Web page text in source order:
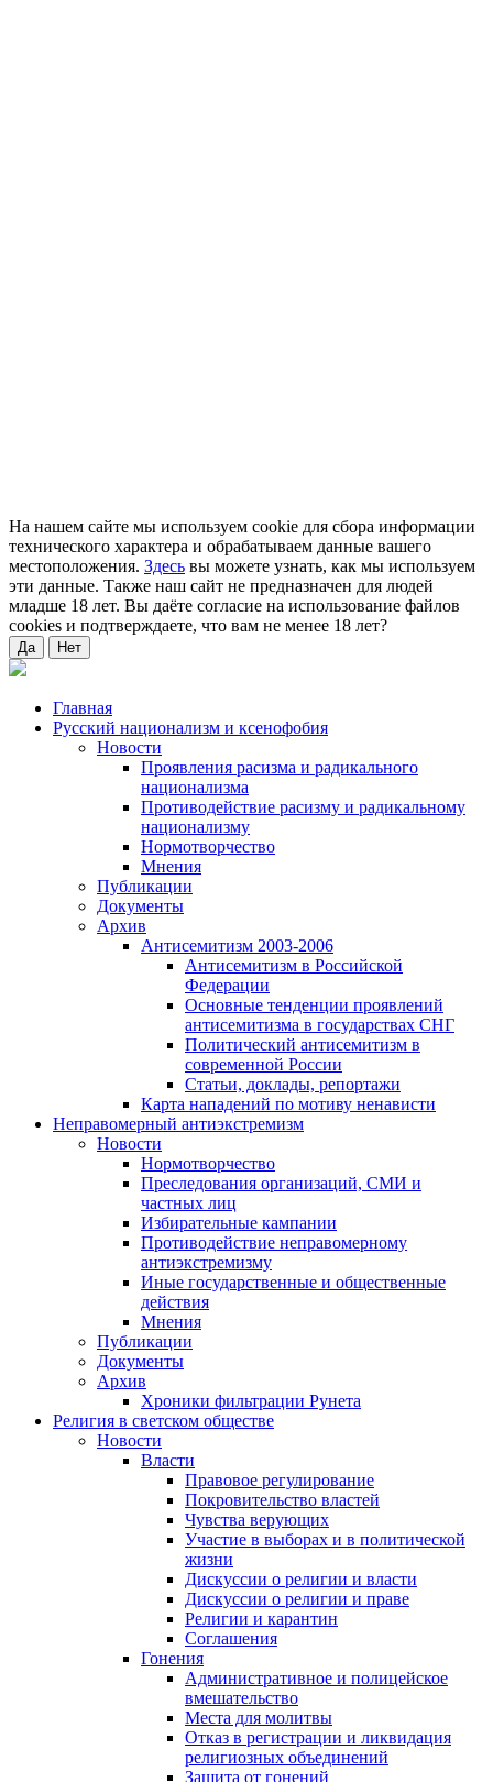
На нашем сайте мы используем cookie для сбора информации
технического характера и обрабатываем данные вашего
местоположения. Здесь вы можете узнать, как мы используем
эти данные. Также наш сайт не предназначен для людей
младше 18 лет. Вы даёте согласие на использование файлов
cookies и подтверждаете, что вам не менее 18 лет?
Да Нет
Главная
Русский национализм и ксенофобия
Новости
Проявления расизма и радикального
национализма
Противодействие расизму и радикальному
национализму
Нормотворчество
Мнения
Публикации
Документы
Архив
Антисемитизм 2003-2006
Антисемитизм в Российской
Федерации
Основные тенденции проявлений
антисемитизма в государствах СНГ
Политический антисемитизм в
современной России
Статьи, доклады, репортажи
Карта нападений по мотиву ненависти
Неправомерный антиэкстремизм
Новости
Нормотворчество
Преследования организаций, СМИ и
частных лиц
Избирательные кампании
Противодействие неправомерному
антиэкстремизму
Иные государственные и общественные
действия
Мнения
Публикации
Документы
Архив
Хроники фильтрации Рунета
Религия в светском обществе
Новости
Власти
Правовое регулирование
Покровительство властей
Чувства верующих
Участие в выборах и в политической
жизни
Дискуссии о религии и власти
Дискуссии о религии и праве
Религии и карантин
Соглашения
Гонения
Административное и полицейское
вмешательство
Места для молитвы
Отказ в регистрации и ликвидация
религиозных объединений
Защита от гонений